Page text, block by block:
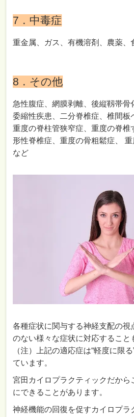
7．中毒症
重金属、ガス、有機溶剤、農薬
8．その他
急性腹症、網膜剥離、後縦靱帯骨
委縮性疾患、二分脊椎症、椎間板
重度の脊柱管狭窄症、重度の脊椎
形性脊椎症、重度の骨粗鬆症、
など
各種症状に関与する神経支配の視
のない様々な症状に対応すること
（注）上記の適応症は“軽度に限
ています。
宮田カイロプラクティックだから
にできることがあります。
神経機能の回復を促すカイロプラ